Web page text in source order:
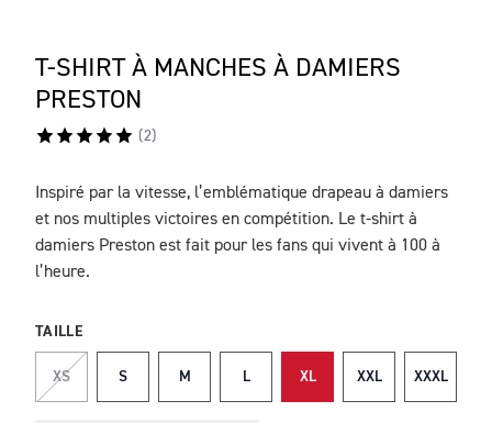
T-SHIRT À MANCHES À DAMIERS
PRESTON
(2)
DESCRIPTION
Inspiré par la vitesse, l’emblématique drapeau à damiers
et nos multiples victoires en compétition. Le t-shirt à
damiers Preston est fait pour les fans qui vivent à 100 à
l’heure.
TAILLE
XS S M L XL XXL XXXL